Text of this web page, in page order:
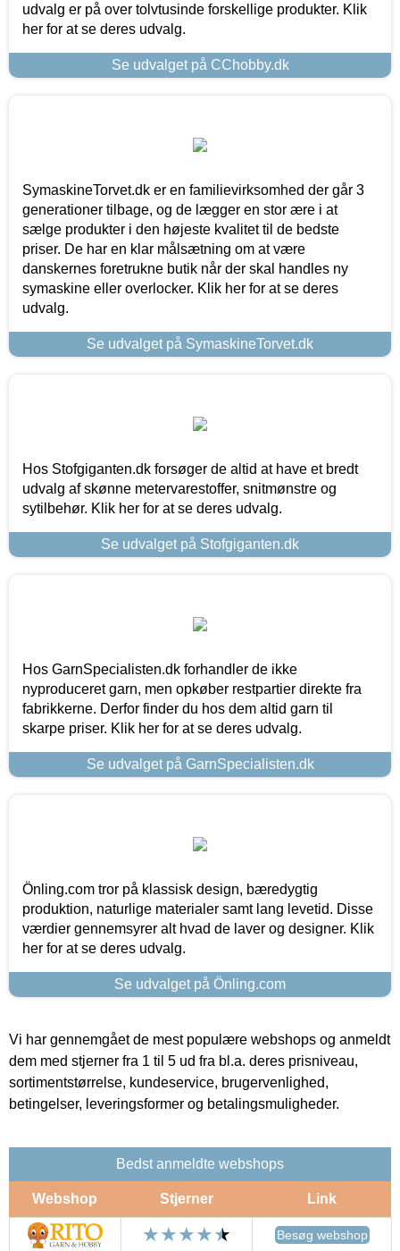
udvalg er på over tolvtusinde forskellige produkter. Klik
her for at se deres udvalg.
Se udvalget på CChobby.dk
SymaskineTorvet.dk er en familievirksomhed der går 3
generationer tilbage, og de lægger en stor ære i at
sælge produkter i den højeste kvalitet til de bedste
priser. De har en klar målsætning om at være
danskernes foretrukne butik når der skal handles ny
symaskine eller overlocker. Klik her for at se deres
udvalg.
Se udvalget på SymaskineTorvet.dk
Hos Stofgiganten.dk forsøger de altid at have et bredt
udvalg af skønne metervarestoffer, snitmønstre og
sytilbehør. Klik her for at se deres udvalg.
Se udvalget på Stofgiganten.dk
Hos GarnSpecialisten.dk forhandler de ikke
nyproduceret garn, men opkøber restpartier direkte fra
fabrikkerne. Derfor finder du hos dem altid garn til
skarpe priser. Klik her for at se deres udvalg.
Se udvalget på GarnSpecialisten.dk
Önling.com tror på klassisk design, bæredygtig
produktion, naturlige materialer samt lang levetid. Disse
værdier gennemsyrer alt hvad de laver og designer. Klik
her for at se deres udvalg.
Se udvalget på Önling.com
Vi har gennemgået de mest populære webshops og anmeldt
dem med stjerner fra 1 til 5 ud fra bl.a. deres prisniveau,
sortimentstørrelse, kundeservice, brugervenlighed,
betingelser, leveringsformer og betalingsmuligheder.
Bedst anmeldte webshops
Webshop Stjerner Link
Besøg webshop